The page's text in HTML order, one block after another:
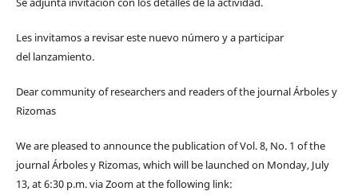
Les invitamos a revisar este nuevo número y a participar
del lanzamiento.
Dear community of researchers and readers of the journal Árboles y
Rizomas
We are pleased to announce the publication of Vol. 8, No. 1 of the
journal Árboles y Rizomas, which will be launched on Monday, July
13, at 6:30 p.m. via Zoom at the following link: